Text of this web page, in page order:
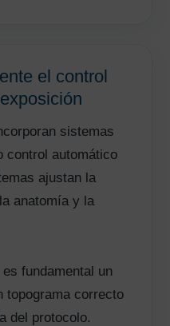
el control
sistemas
control automático
ajustan la
anatomía y la
fundamental un
topograma correcto
del protocolo.